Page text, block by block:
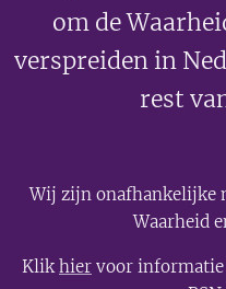
om de
verspreiden in
rest
Wij zijn onafhankelijke
Waarheid
Klikhier voor informatie